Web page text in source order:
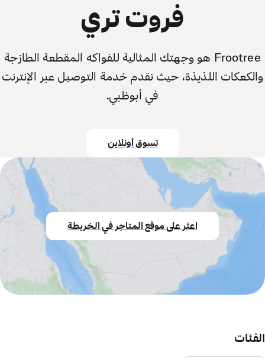
فروت تري
Frootree هو وجهتك المثالية للفواكه المقطعة الطازجة
والكعكات اللذيذة، حيث نقدم خدمة التوصيل عبر الإنترنت
في أبوظبي.
تسوق أونلاين
اعثر على موقع المتاجر في الخريطة
الفئات